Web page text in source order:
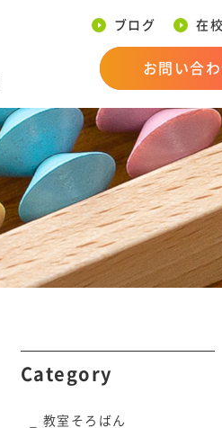
ブログ 在
お問い合わ
Category
教室そろばん